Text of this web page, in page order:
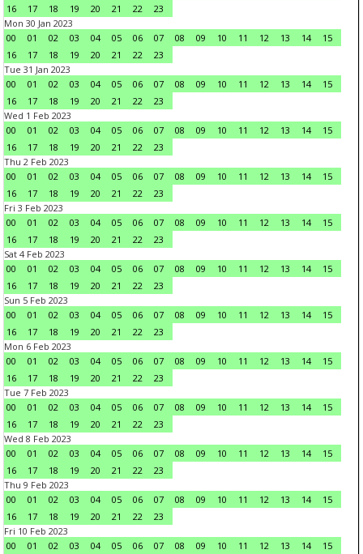
16
17 18 19 20 21 22
23
Mon 30 Jan 2023
00
01 02 03 04 05 06 07 08 09 10 11 12 13 14
15
16
17 18 19 20 21 22
23
Tue 31 Jan 2023
00
01 02 03 04 05 06 07 08 09 10 11 12 13 14
15
16
17 18 19 20 21 22
23
Wed 1 Feb 2023
00
01 02 03 04 05 06 07 08 09 10 11 12 13 14
15
16
17 18 19 20 21 22
23
Thu 2 Feb 2023
00
01 02 03 04 05 06 07 08 09 10 11 12 13 14
15
16
17 18 19 20 21 22
23
Fri 3 Feb 2023
00
01 02 03 04 05 06 07 08 09 10 11 12 13 14
15
16
17 18 19 20 21 22
23
Sat 4 Feb 2023
00
01 02 03 04 05 06 07 08 09 10 11 12 13 14
15
16
17 18 19 20 21 22
23
Sun 5 Feb 2023
00
01 02 03 04 05 06 07 08 09 10 11 12 13 14
15
16
17 18 19 20 21 22
23
Mon 6 Feb 2023
00
01 02 03 04 05 06 07 08 09 10 11 12 13 14
15
16
17 18 19 20 21 22
23
Tue 7 Feb 2023
00
01 02 03 04 05 06 07 08 09 10 11 12 13 14
15
16
17 18 19 20 21 22
23
Wed 8 Feb 2023
00
01 02 03 04 05 06 07 08 09 10 11 12 13 14
15
16
17 18 19 20 21 22
23
Thu 9 Feb 2023
00
01 02 03 04 05 06 07 08 09 10 11 12 13 14
15
16
17 18 19 20 21 22
23
Fri 10 Feb 2023
00
01 02 03 04 05 06 07 08 09 10 11 12 13 14
15